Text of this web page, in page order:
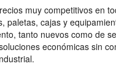
muy competitivos en
paletas, cajas y
tanto nuevos como de
económicas sin